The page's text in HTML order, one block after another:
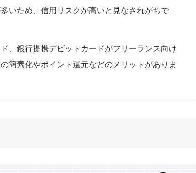
いため、信用リスクが高いと見なされがちで
、銀行提携デビットカードがフリーランス向け
簡素化やポイント還元などのメリットがありま